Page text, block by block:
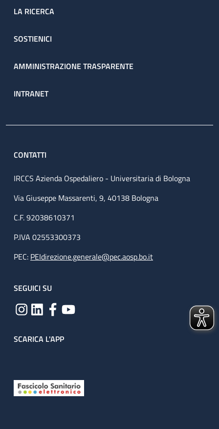
LA RICERCA
SOSTIENICI
AMMINISTRAZIONE TRASPARENTE
INTRANET
CONTATTI
IRCCS Azienda Ospedaliero - Universitaria di Bologna
Via Giuseppe Massarenti, 9, 40138 Bologna
C.F. 92038610371
P.IVA 02553300373
PEC: PEIdirezione.generale@pec.aosp.bo.it
SEGUICI SU
SCARICA L'APP